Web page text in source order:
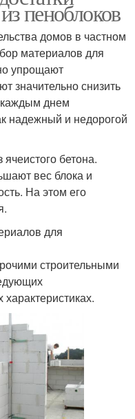
пеноблоков
домов в частном
материалов для
упрощают
значительно снизить
каждым днем
надежный и недорогой
бетона.
вес блока и
На этом его
для
строительными